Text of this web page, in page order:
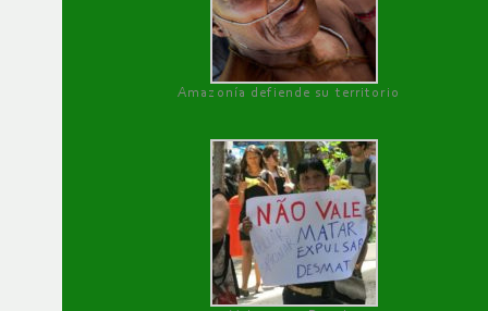
Amazonía defiende su territorio